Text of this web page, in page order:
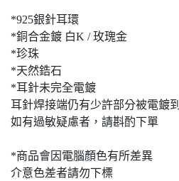
*925銀針耳環
*銅合金鍍 白K / 玫瑰金
*珍珠
*天然鋯石
*耳針未完全電鍍
耳針焊接端仍有少許部分被電鍍到
如有過敏疑慮者，請斟酌下單
*商品會因電腦顏色有所差異
介意色差者請勿下標